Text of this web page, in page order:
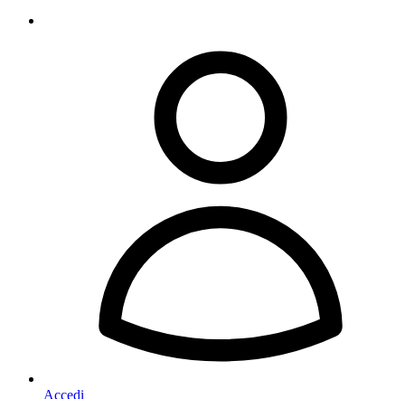
Accedi